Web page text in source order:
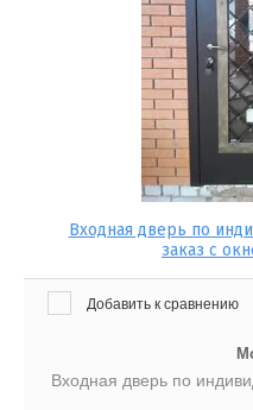
Входная дверь по
заказ с
Добавить к сравнению
Входная дверь по